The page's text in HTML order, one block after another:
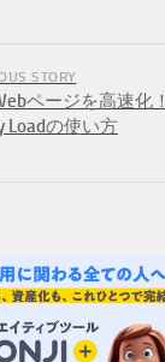
STORY
ページを高速化！
Loadの使い方